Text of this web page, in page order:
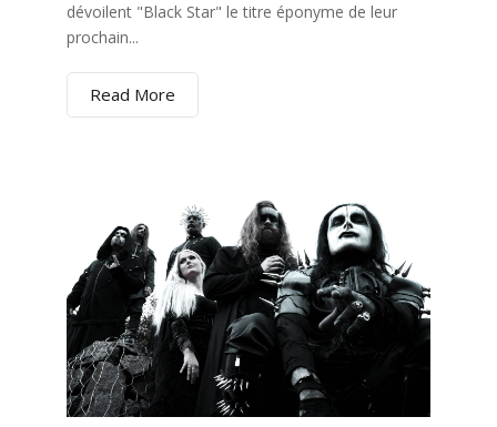
dévoilent "Black Star" le titre éponyme de leur
prochain...
Read More